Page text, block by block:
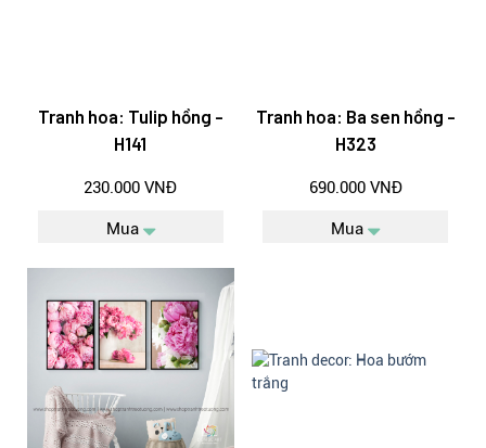
Tranh hoa: Tulip hồng -
H141
230.000 VNĐ
Mua
Tranh hoa: Ba sen hồng -
H323
690.000 VNĐ
Mua